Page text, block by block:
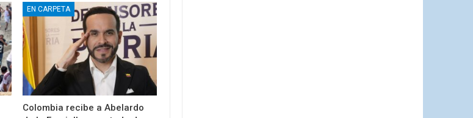
EN CARPETA
Colombia recibe a Abelardo